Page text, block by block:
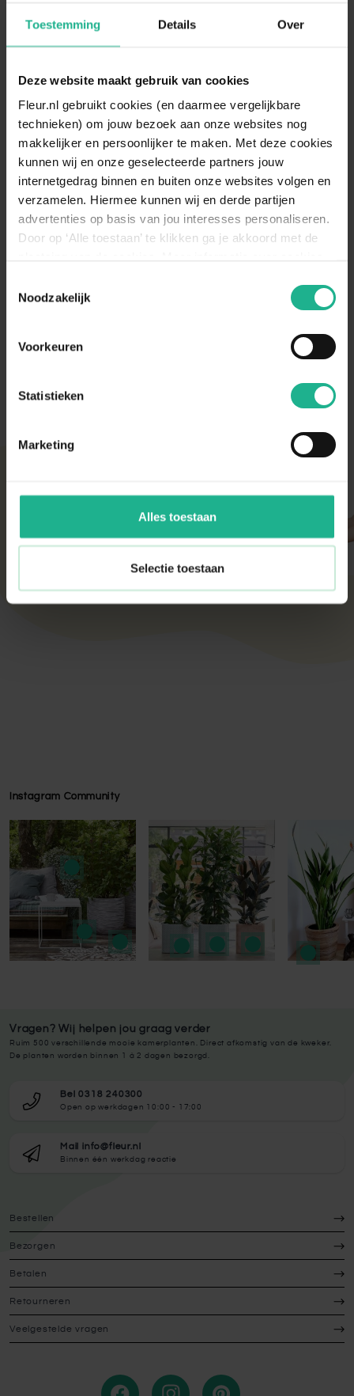
Toestemming Details Over
Deze website maakt gebruik van cookies
Fleur.nl gebruikt cookies (en daarmee vergelijkbare
technieken) om jouw bezoek aan onze websites nog
makkelijker en persoonlijker te maken. Met deze cookies
kunnen wij en onze geselecteerde partners jouw
internetgedrag binnen en buiten onze websites volgen en
verzamelen. Hiermee kunnen wij en derde partijen
advertenties op basis van jou interesses personaliseren.
Door op ‘Alle toestaan’ te klikken ga je akkoord met de
decookieverklaring op onze website.
Noodzakelijk
Voorkeuren
Statistieken
Marketing
Alles toestaan
Selectie toestaan
Pot ø 15cm Weinig
Specificaties
Standplaats Halfschaduw
Standplaats
omschrijving
Zet de Philodendron op een plek met
maximaal drie uur direct zonlicht ontvangt.
Een plaats bij een raam op het noorden is
ideaal voor de Philodendron.
Geef de plant opnieuw water wanneer de
dient dan tot het streepje ‘optimaal’ te
Onze kamer- en tuinplanten komen elke ochtend
direct van de kweker binnen. Verser kan niet!
een kwaliteitscontrole en strenge keuring plaats.
diezelfde dag nog verstuurd om de beste kwaliteit
te behouden.
Instagram Community
Press to skip carousel
Press to skip carousel
Vragen? Wij helpen jou graag verder
Ruim 500 verschillende mooie kamerplanten. Direct afkomstig van de kweker.
De planten worden binnen 1 à 2 dagen bezorgd.
Bel 0318 240300
Open op werkdagen 10:00 - 17:00
Mail info@fleur.nl
Binnen één werkdag reactie
Bestellen
Bezorgen
Betalen
Retourneren
Veelgestelde vragen